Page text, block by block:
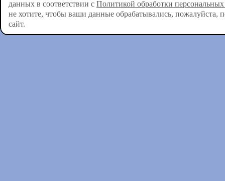
данных в соответствии с Политикой обработки
не хотите, чтобы ваши данные обрабатывались, пожалуйста,
сайт.